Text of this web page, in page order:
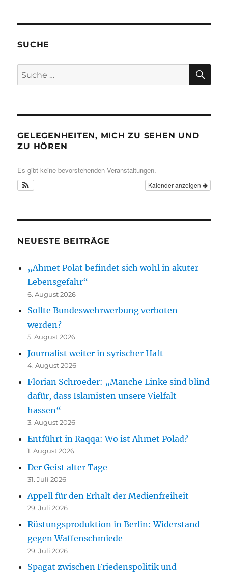
SUCHE
Suche
nach:
GELEGENHEITEN, MICH ZU SEHEN UND
ZU HÖREN
Es gibt keine bevorstehenden Veranstaltungen.
Kalender anzeigen
NEUESTE BEITRÄGE
„Ahmet Polat befindet sich wohl in akuter
Lebensgefahr“
6. August 2026
Sollte Bundeswehrwerbung verboten
werden?
5. August 2026
Journalist weiter in syrischer Haft
4. August 2026
Florian Schroeder: „Manche Linke sind blind
dafür, dass Islamisten unsere Vielfalt
hassen“
3. August 2026
Entführt in Raqqa: Wo ist Ahmet Polad?
1. August 2026
Der Geist alter Tage
31. Juli 2026
Appell für den Erhalt der Medienfreiheit
29. Juli 2026
Rüstungsproduktion in Berlin: Widerstand
gegen Waffenschmiede
29. Juli 2026
Spagat zwischen Friedenspolitik und